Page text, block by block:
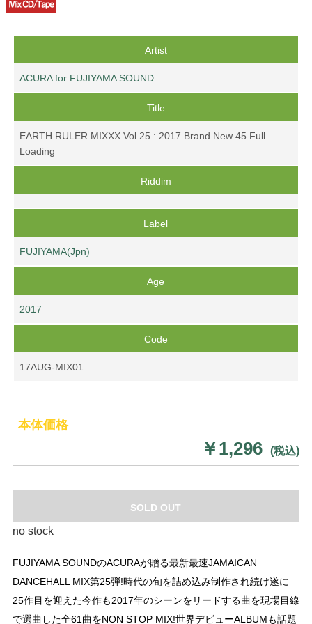
Artist
ACURA for FUJIYAMA SOUND
Title
EARTH RULER MIXXX Vol.25 : 2017 Brand New 45 Full
Loading
Riddim
Label
FUJIYAMA(Jpn)
Age
2017
Code
17AUG-MIX01
本体価格
￥1,296 (税込)
SOLD OUT
no stock
FUJIYAMA SOUNDのACURAが贈る最新最速JAMAICAN
DANCEHALL MIX第25弾!時代の旬を詰め込み制作され続け遂に
25作目を迎えた今作も2017年のシーンをリードする曲を現場目線
で選曲した全61曲をNON STOP MIX!世界デビューALBUMも話題